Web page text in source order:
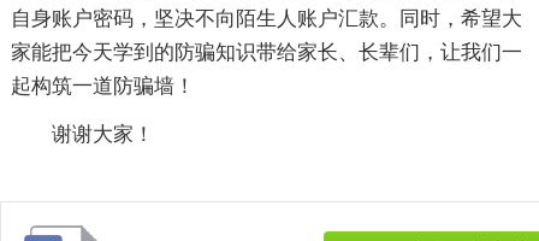
自身账户密码，坚决不向陌生人账户汇款。同时，希望大
家能把今天学到的防骗知识带给家长、长辈们，让我们一
起构筑一道防骗墙！
谢谢大家！